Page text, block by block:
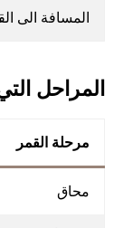
المسافة الى
المراحل
مرحلة القمر
محاق